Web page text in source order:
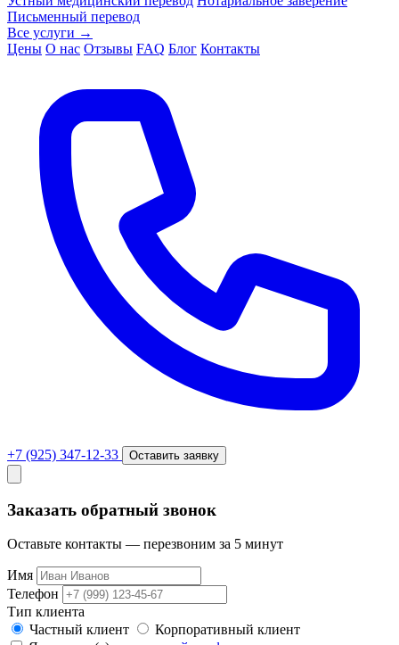
Письменный перевод
Все услуги →
Цены О нас Отзывы FAQ Блог Контакты
+7 (925) 347-12-33 Оставить заявку
Заказать обратный звонок
Оставьте контакты — перезвоним за 5 минут
Имя
Телефон
Тип клиента
Частный клиент
Корпоративный клиент